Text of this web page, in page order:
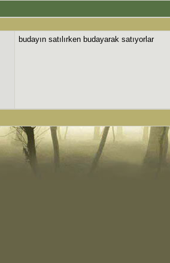
budayın satılırken budayarak satıyorlar